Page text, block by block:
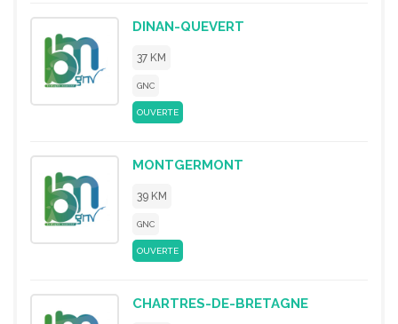
DINAN-QUEVERT
37 KM
GNC
OUVERTE
MONTGERMONT
39 KM
GNC
OUVERTE
CHARTRES-DE-BRETAGNE